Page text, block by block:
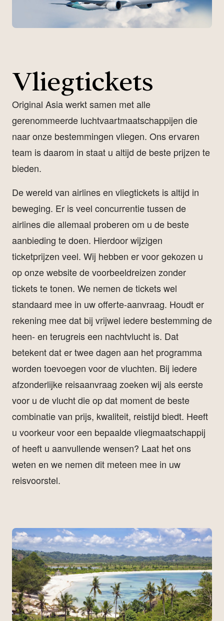
Vliegtickets
Original Asia werkt samen met alle
gerenommeerde luchtvaartmaatschappijen die
naar onze bestemmingen vliegen. Ons ervaren
team is daarom in staat u altijd de beste prijzen te
bieden.
De wereld van airlines en vliegtickets is altijd in
beweging. Er is veel concurrentie tussen de
airlines die allemaal proberen om u de beste
aanbieding te doen. Hierdoor wijzigen
ticketprijzen veel. Wij hebben er voor gekozen u
op onze website de voorbeeldreizen zonder
ticketste tonen. We nemen de tickets wel
standaard mee in uw offerte-aanvraag. Houdt er
rekening mee dat bij vrijwel iedere bestemming de
heen- en terugreis een nachtvlucht is. Dat
betekent dat er twee dagen aan het programma
worden toevoegen voor de vluchten. Bij iedere
afzonderlijke reisaanvraag zoeken wij als eerste
voor u de vlucht die op dat moment de beste
combinatie van prijs, kwaliteit, reistijd biedt. Heeft
u voorkeur voor een bepaalde vliegmaatschappij
of heeft u aanvullende wensen? Laat het ons
weten en we nemen dit meteen mee in uw
reisvoorstel.